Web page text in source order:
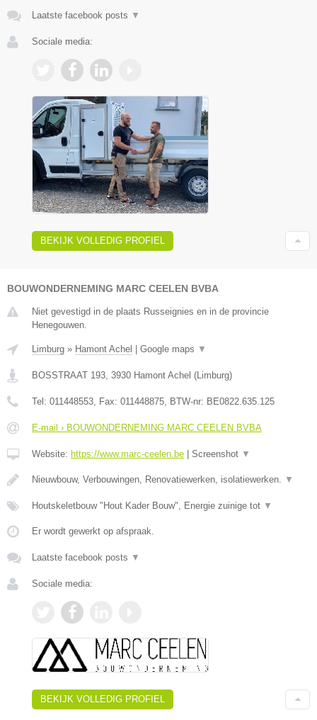
Laatste facebook posts ▼
Sociale media:
BEKIJK VOLLEDIG PROFIEL
BOUWONDERNEMING MARC CEELEN BVBA
Niet gevestigd in de plaats Russeignies en in de provincie
Henegouwen.
Limburg » Hamont Achel | Google maps ▼
BOSSTRAAT 193 3930 Hamont Achel (Limburg)
Tel: 011448553 , Fax: 011448875 , BTW-nr: BE0822.635.125
E-mail › BOUWONDERNEMING MARC CEELEN BVBA
Website: https://www.marc-ceelen.be | Screenshot ▼
Nieuwbouw, Verbouwingen, Renovatiewerken, isolatiewerken. ▼
Houtskeletbouw "Hout Kader Bouw", Energie zuinige tot ▼
Er wordt gewerkt op afspraak.
Laatste facebook posts ▼
Sociale media:
BEKIJK VOLLEDIG PROFIEL